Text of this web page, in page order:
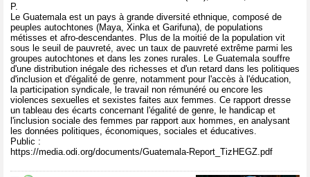
P.
Le Guatemala est un pays à grande diversité ethnique, composé de
peuples autochtones (Maya, Xinka et Garifuna), de populations
métisses et afro-descendantes. Plus de la moitié de la population vit
sous le seuil de pauvreté, avec un taux de pauvreté extrême parmi les
groupes autochtones et dans les zones rurales. Le Guatemala souffre
d'une distribution inégale des richesses et d'un retard dans les politiques
d'inclusion et d'égalité de genre, notamment pour l'accès à l'éducation,
la participation syndicale, le travail non rémunéré ou encore les
violences sexuelles et sexistes faites aux femmes. Ce rapport dresse
un tableau des écarts concernant l'égalité de genre, le handicap et
l'inclusion sociale des femmes par rapport aux hommes, en analysant
les données politiques, économiques, sociales et éducatives.
Public :
https://media.odi.org/documents/Guatemala-Report_TizHEGZ.pdf